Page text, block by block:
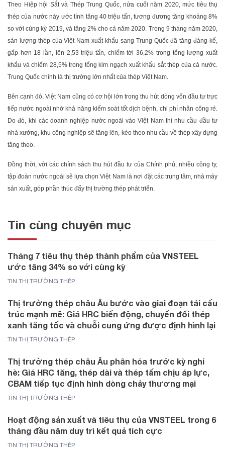
Theo Hiệp hội Sắt và Thép Trung Quốc, nửa cuối năm 2020, mức tiêu thụ
thép của nước này ước tính tăng 40 triệu tấn, tương đương tăng khoảng 8%
so với cùng kỳ 2019, và tăng 2% cho cả năm 2020. Trong 9 tháng năm 2020,
sản lượng thép của Việt Nam xuất khẩu sang Trung Quốc đã tăng đáng kể,
gấp hơn 18 lần, lên 2,53 triệu tấn, chiếm tới 36,2% trong tổng lượng xuất
khẩu và chiếm 28,5% trong tổng kim ngạch xuất khẩu sắt thép của cả nước.
Trung Quốc chính là thị trường lớn nhất của thép Việt Nam.
Bên cạnh đó, Việt Nam cũng có cơ hội lớn trong thu hút dòng vốn đầu tư trực
tiếp nước ngoài nhờ khả năng kiểm soát tốt dịch bệnh, chi phí nhân công rẻ.
Do đó, khi các doanh nghiệp nước ngoài vào Việt Nam thì nhu cầu đầu tư
nhà xưởng, khu công nghiệp sẽ tăng lên, kéo theo nhu cầu về thép xây dựng
tăng theo.
Đồng thời, với các chính sách thu hút đầu tư của Chính phủ, nhiều công ty,
tập đoàn nước ngoài sẽ lựa chọn Việt Nam là nơi đặt các trung tâm, nhà máy
sản xuất, góp phần thúc đẩy thị trường thép phát triển.
Tin cùng chuyên mục
Tháng 7 tiêu thụ thép thành phẩm của VNSTEEL
ước tăng 34% so với cùng kỳ
TIN THỊ TRƯỜNG THÉP
Thị trường thép châu Âu bước vào giai đoạn tái cấu
trúc mạnh mẽ: Giá HRC biến động, chuyển đổi thép
xanh tăng tốc và chuỗi cung ứng được định hình lại
TIN THỊ TRƯỜNG THÉP
Thị trường thép châu Âu phân hóa trước kỳ nghỉ
hè: Giá HRC tăng, thép dài và thép tấm chịu áp lực,
CBAM tiếp tục định hình dòng chảy thương mại
TIN THỊ TRƯỜNG THÉP
Hoạt động sản xuất và tiêu thụ của VNSTEEL trong 6
tháng đầu năm duy trì kết quả tích cực
TIN THỊ TRƯỜNG THÉP